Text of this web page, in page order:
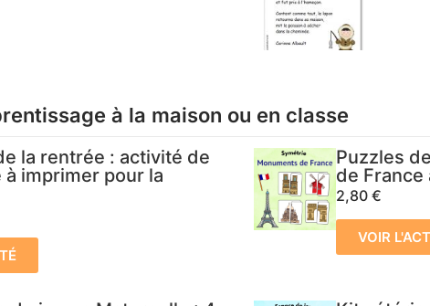
à la maison ou en classe
la rentrée : activité de
imprimer pour la
Puzzles
de France
2,80 €
VOIR